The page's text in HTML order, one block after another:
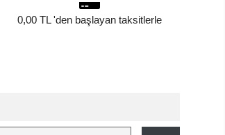
0,00 TL 'den başlayan taksitlerle